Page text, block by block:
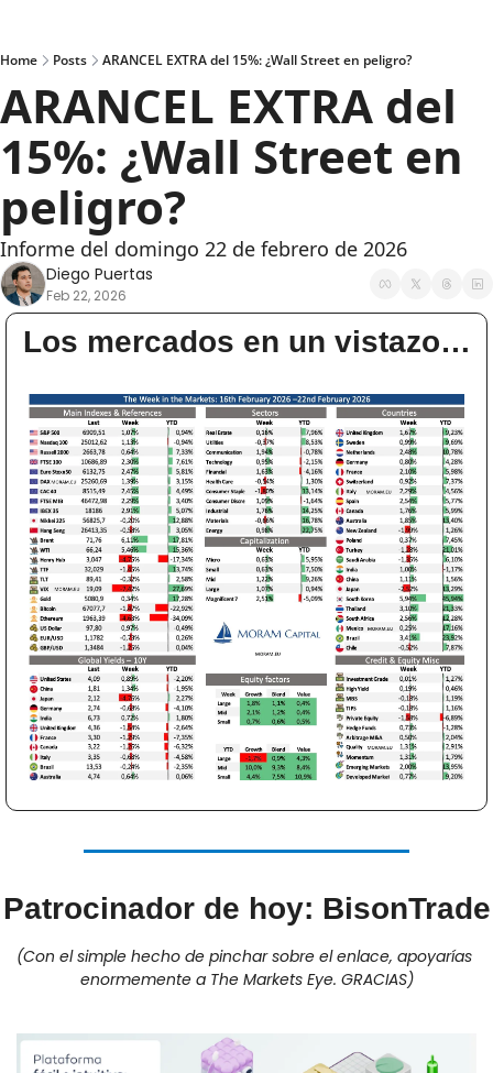
Home Posts ARANCEL EXTRA del 15%: ¿Wall Street en peligro?
ARANCEL EXTRA del
15%: ¿Wall Street en
peligro?
Informe del domingo 22 de febrero de 2026
Diego Puertas
Feb 22, 2026
Los mercados en un vistazo…
Patrocinador de hoy: BisonTrade
(Con el simple hecho de pinchar sobre el enlace, apoyarías
enormemente a The Markets Eye. GRACIAS)